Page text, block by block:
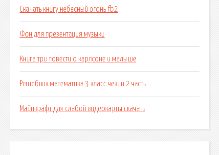
Скачать книгу небесный огонь fb2
Фон для презентация музыки
Книга три повести о карлсоне и малыше
Решебник математика 3 класс чекин 2 часть
Майнкрафт для слабой видеокарты скачать